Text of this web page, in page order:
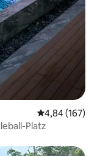
4,84 (167)
Platz